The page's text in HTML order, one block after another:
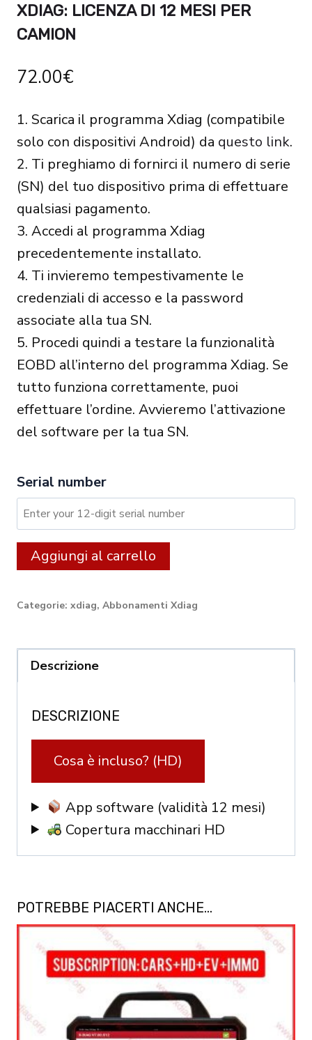
XDIAG: LICENZA DI 12 MESI PER
CAMION
72.00€
1. Scarica il programma Xdiag (compatibile
solo con dispositivi Android) da questo link.
2. Ti preghiamo di fornirci il numero di serie
(SN) del tuo dispositivo prima di effettuare
qualsiasi pagamento.
3. Accedi al programma Xdiag
precedentemente installato.
4. Ti invieremo tempestivamente le
credenziali di accesso e la password
associate alla tua SN.
5. Procedi quindi a testare la funzionalità
EOBD all’interno del programma Xdiag. Se
tutto funziona correttamente, puoi
effettuare l’ordine. Avvieremo l’attivazione
del software per la tua SN.
Serial number
XDIAG:
12
month
Trucks
quantity
Aggiungi al carrello
Categorie: xdiag, Abbonamenti Xdiag
Descrizione
DESCRIZIONE
Cosa è incluso? (HD)
App software (validità 12 mesi)
Copertura macchinari HD
POTREBBE PIACERTI ANCHE…